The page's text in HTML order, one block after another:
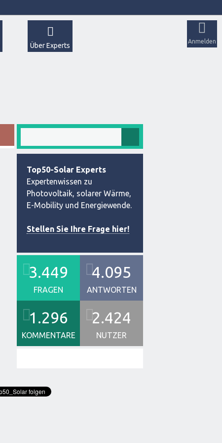
Anmelden
Über Experts
Top50-Solar Experts
Expertenwissen zu
Photovoltaik, solarer Wärme,
E-Mobility und Energiewende.
Stellen Sie Ihre Frage hier!
3.449
FRAGEN
4.095
ANTWORTEN
1.296
KOMMENTARE
2.424
NUTZER